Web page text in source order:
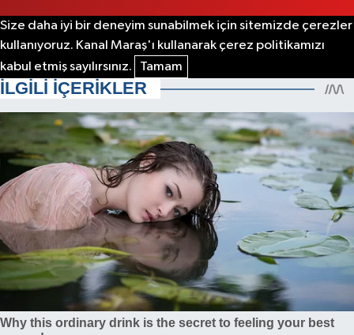
Size daha iyi bir deneyim sunabilmek için sitemizde çerezler
kullanıyoruz. Kanal Maraş'ı kullanarak çerez politikamızı
kabul etmiş sayılırsınız.
Tamam